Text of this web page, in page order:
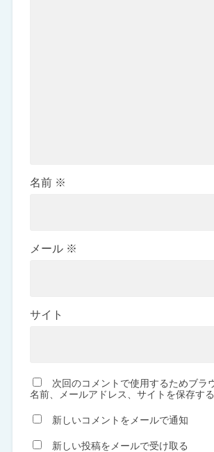
名前 ※
メール ※
サイト
次回のコメントで使用するためブラ
名前、メールアドレス、サイトを保存する
新しいコメントをメールで通知
新しい投稿をメールで受け取る